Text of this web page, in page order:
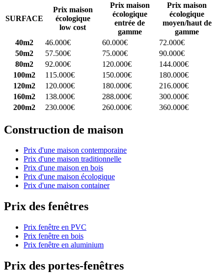
SURFACE
Prix maison
écologique
low cost
Prix maison
écologique
entrée de
gamme
Prix maison
écologique
moyen/haut de
gamme
40m2
46.000€ 60.000€
72.000€
50m2
57.500€ 75.000€
90.000€
80m2
92.000€ 120.000€
144.000€
100m2
115.000€ 150.000€
180.000€
120m2
120.000€ 180.000€
216.000€
160m2
138.000€ 288.000€
300.000€
200m2
230.000€ 260.000€ 360.000€
Construction de maison
Prix d'une maison contemporaine
Prix d'une maison traditionnelle
Prix d'une maison en bois
Prix d'une maison écologique
Prix d'une maison container
Prix des fenêtres
Prix fenêtre en PVC
Prix fenêtre en bois
Prix fenêtre en aluminium
Prix des portes-fenêtres